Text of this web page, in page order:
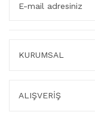
KURUMSAL
ALIŞVERİŞ